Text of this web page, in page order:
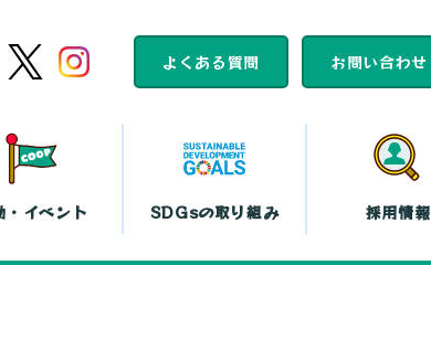
よくある質問 お問い合わせ
・イベント SDGsの取り組み 採用情報